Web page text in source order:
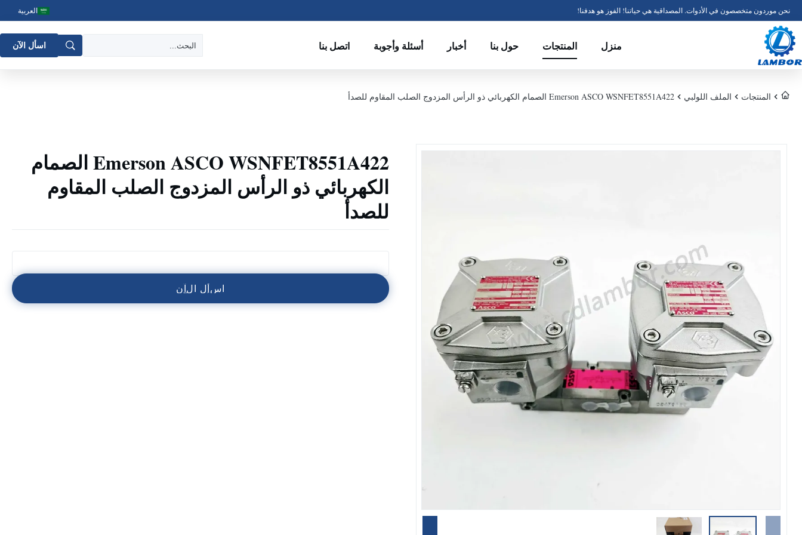
نحن موردون متخصصون في الأدوات. المصداقية هي حياتنا! الفوز هو هدفنا! العربية
منزل المنتجات حول بنا أخبار أسئلة وأجوبة اتصل بنا اسأل الآن
المنتجات الملف اللولبي Emerson ASCO WSNFET8551A422 الصمام الكهربائي ذو الرأس المزدوج الصلب المقاوم للصدأ
Emerson ASCO WSNFET8551A422 الصمام
الكهربائي ذو الرأس المزدوج الصلب المقاوم
للصدأ
اسأل الآن